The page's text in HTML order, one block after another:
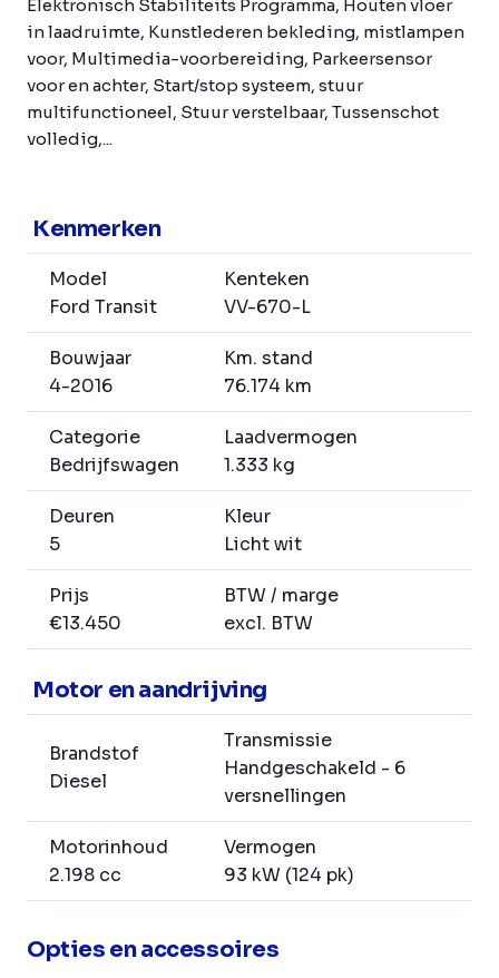
Elektronisch Stabiliteits Programma, Houten vloer
in laadruimte, Kunstlederen bekleding, mistlampen
voor, Multimedia-voorbereiding, Parkeersensor
voor en achter, Start/stop systeem, stuur
multifunctioneel, Stuur verstelbaar, Tussenschot
volledig,...
Kenmerken
Model
Ford Transit
Kenteken
VV-670-L
Bouwjaar
4-2016
Km. stand
76.174 km
Categorie
Bedrijfswagen
Laadvermogen
1.333 kg
Deuren
5
Kleur
Licht wit
Prijs
€13.450
BTW / marge
excl. BTW
Motor en aandrijving
Brandstof
Diesel
Transmissie
Handgeschakeld - 6
versnellingen
Motorinhoud
2.198 cc
Vermogen
93 kW (124 pk)
Opties en accessoires